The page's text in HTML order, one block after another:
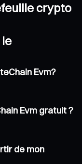
crypto
le
Evm?
Evm gratuit ?
de mon